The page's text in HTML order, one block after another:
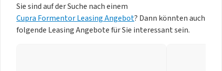
Sie sind auf der Suche nach einem
Cupra Formentor Leasing Angebot? Dann könnten auch
folgende Leasing Angebote für Sie interessant sein.